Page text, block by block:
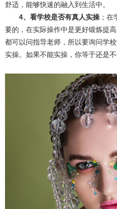
舒适，能够快速的融入到生活中。
4、看学校是否有真人实操 ；
要的，在实际操作中是更好锻炼提
都可以问指导老师，所以要询问学
实操。如果不能实操，你等于还是不